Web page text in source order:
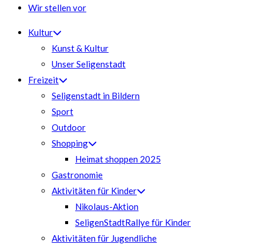
Wir stellen vor
Kultur
Kunst & Kultur
Unser Seligenstadt
Freizeit
Seligenstadt in Bildern
Sport
Outdoor
Shopping
Heimat shoppen 2025
Gastronomie
Aktivitäten für Kinder
Nikolaus-Aktion
SeligenStadtRallye für Kinder
Aktivitäten für Jugendliche